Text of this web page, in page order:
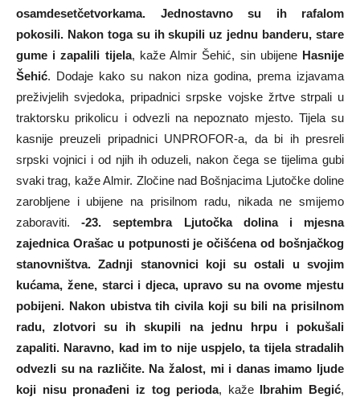
osamdesetčetvorkama. Jednostavno su ih rafalom
pokosili. Nakon toga su ih skupili uz jednu banderu, stare
gume i zapalili tijela, kaže Almir Šehić, sin ubijene Hasnije
Šehić. Dodaje kako su nakon niza godina, prema izjavama
preživjelih svjedoka, pripadnici srpske vojske žrtve strpali u
traktorsku prikolicu i odvezli na nepoznato mjesto. Tijela su
kasnije preuzeli pripadnici UNPROFOR-a, da bi ih presreli
srpski vojnici i od njih ih oduzeli, nakon čega se tijelima gubi
svaki trag, kaže Almir. Zločine nad Bošnjacima Ljutočke doline
zarobljene i ubijene na prisilnom radu, nikada ne smijemo
zaboraviti.-23. septembra Ljutočka dolina i mjesna
zajednica Orašac u potpunosti je očišćena od bošnjačkog
stanovništva. Zadnji stanovnici koji su ostali u svojim
kućama, žene, starci i djeca, upravo su na ovome mjestu
pobijeni. Nakon ubistva tih civila koji su bili na prisilnom
radu, zlotvori su ih skupili na jednu hrpu i pokušali
zapaliti. Naravno, kad im to nije uspjelo, ta tijela stradalih
odvezli su na različite. Na žalost, mi i danas imamo ljude
koji nisu pronađeni iz tog perioda, kaže Ibrahim Begić,